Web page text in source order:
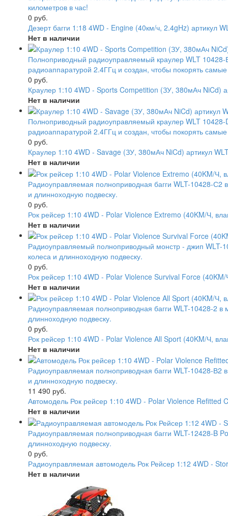
километров в час!
0 руб.
Дезерт багги 1:18 4WD - Engine (40км/ч, 2.4gHz) артикул
Нет в наличии
Полноприводный радиоуправляемый краулер WLT
радиоаппаратурой 2.4ГГц и создан, чтобы покорять
0 руб.
Краулер 1:10 4WD - Sports Competition (ЗУ, 380мАч NiCd)
Нет в наличии
Полноприводный радиоуправляемый краулер WLT
радиоаппаратурой 2.4ГГц и создан, чтобы покорять
0 руб.
Краулер 1:10 4WD - Savage (ЗУ, 380мАч NiCd) артикул
Нет в наличии
Радиоуправляемая полноприводная багги WLT-10428-
и длинноходную подвеску.
0 руб.
Рок рейсер 1:10 4WD - Polar Violence Extremo (40KM/Ч,
Нет в наличии
Радиоуправляемый полноприводный монстр - джип
колеса и длинноходную подвеску.
0 руб.
Рок рейсер 1:10 4WD - Polar Violence Survival Force
Нет в наличии
Радиоуправляемая полноприводная багги WLT-10428-2
длинноходную подвеску.
0 руб.
Рок рейсер 1:10 4WD - Polar Violence All Sport (40KM/Ч,
Нет в наличии
Радиоуправляемая полноприводная багги WLT-10428-
и длинноходную подвеску.
11 490 руб.
Автомодель Рок рейсер 1:10 4WD - Polar Violence
Нет в наличии
Радиоуправляемая полноприводная багги WLT-12428-B
длинноходную подвеску.
0 руб.
Радиоуправляемая автомодель Рок Рейсер 1:12 4WD -
Нет в наличии